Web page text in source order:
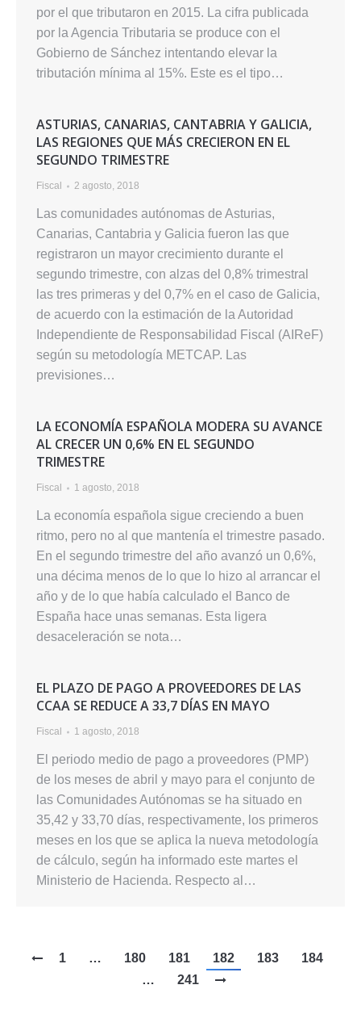
por el que tributaron en 2015. La cifra publicada
por la Agencia Tributaria se produce con el
Gobierno de Sánchez intentando elevar la
tributación mínima al 15%. Este es el tipo…
ASTURIAS, CANARIAS, CANTABRIA Y GALICIA,
LAS REGIONES QUE MÁS CRECIERON EN EL
SEGUNDO TRIMESTRE
Fiscal 2 agosto, 2018
Las comunidades autónomas de Asturias,
Canarias, Cantabria y Galicia fueron las que
registraron un mayor crecimiento durante el
segundo trimestre, con alzas del 0,8% trimestral
las tres primeras y del 0,7% en el caso de Galicia,
de acuerdo con la estimación de la Autoridad
Independiente de Responsabilidad Fiscal (AIReF)
según su metodología METCAP. Las
previsiones…
LA ECONOMÍA ESPAÑOLA MODERA SU AVANCE
AL CRECER UN 0,6% EN EL SEGUNDO
TRIMESTRE
Fiscal 1 agosto, 2018
La economía española sigue creciendo a buen
ritmo, pero no al que mantenía el trimestre pasado.
En el segundo trimestre del año avanzó un 0,6%,
una décima menos de lo que lo hizo al arrancar el
año y de lo que había calculado el Banco de
España hace unas semanas. Esta ligera
desaceleración se nota…
EL PLAZO DE PAGO A PROVEEDORES DE LAS
CCAA SE REDUCE A 33,7 DÍAS EN MAYO
Fiscal 1 agosto, 2018
El periodo medio de pago a proveedores (PMP)
de los meses de abril y mayo para el conjunto de
las Comunidades Autónomas se ha situado en
35,42 y 33,70 días, respectivamente, los primeros
meses en los que se aplica la nueva metodología
de cálculo, según ha informado este martes el
Ministerio de Hacienda. Respecto al…
1 … 180 181 182 183
184
…
241